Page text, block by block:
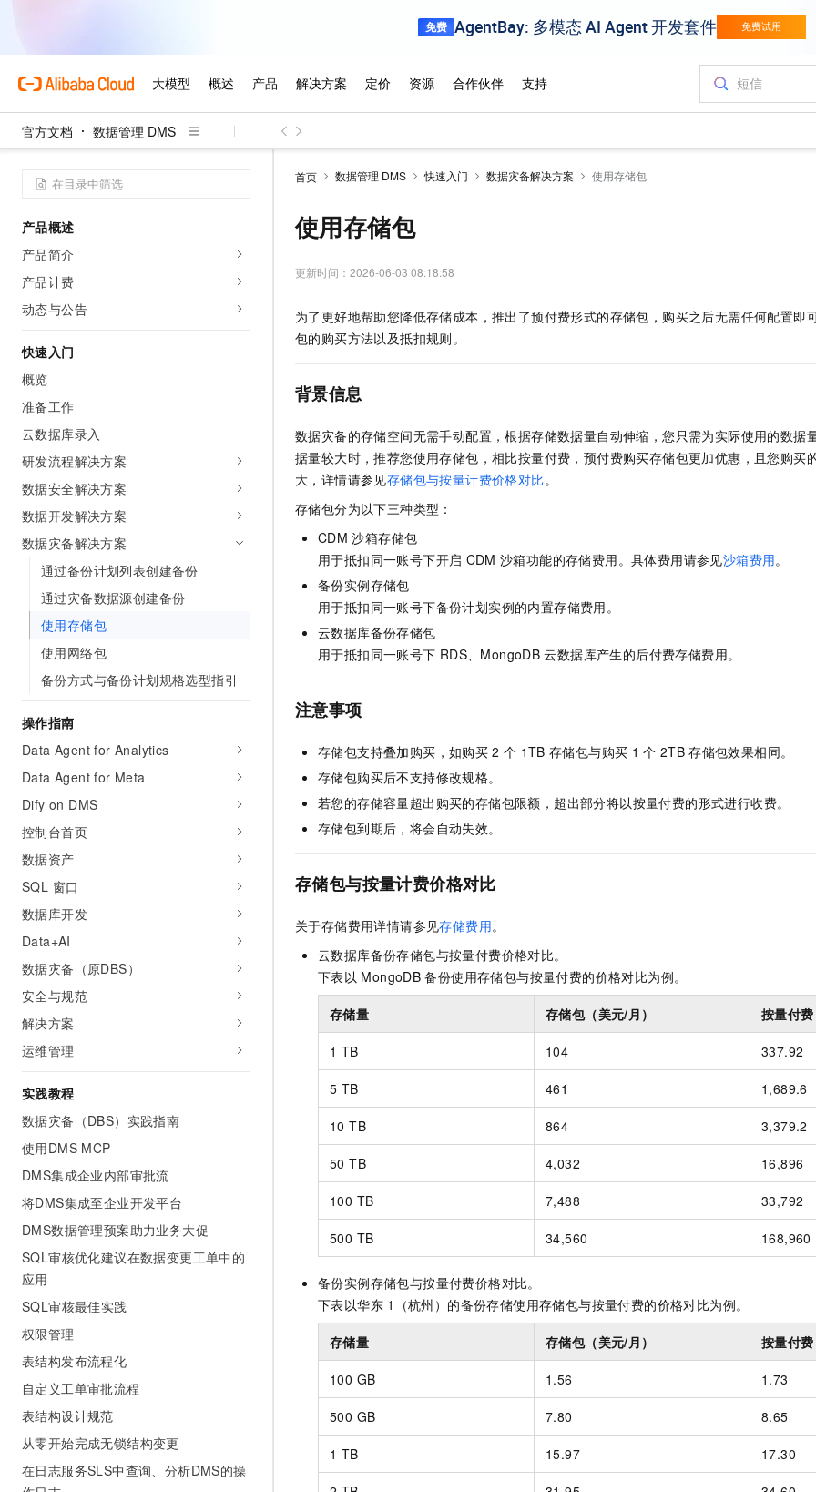
官方文档 数据管理 DMS
产品概述
产品简介
产品计费
动态与公告
快速入门
概览
准备工作
云数据库录入
研发流程解决方案
数据安全解决方案
数据开发解决方案
数据灾备解决方案
通过备份计划列表创建备份
通过灾备数据源创建备份
使用存储包
使用网络包
备份方式与备份计划规格选型指引
操作指南
Data Agent for Analytics
Data Agent for Meta
Dify on DMS
控制台首页
数据资产
SQL 窗口
数据库开发
Data+AI
数据灾备（原DBS）
安全与规范
解决方案
运维管理
实践教程
数据灾备（DBS）实践指南
使用DMS MCP
DMS集成企业内部审批流
将DMS集成至企业开发平台
DMS数据管理预案助力业务大促
SQL审核优化建议在数据变更工单中的
应用
SQL审核最佳实践
权限管理
表结构发布流程化
自定义工单审批流程
表结构设计规范
从零开始完成无锁结构变更
在日志服务SLS中查询、分析DMS的操
首页 数据管理 DMS 快速入门 数据灾备解决方案 使用存储包
使用存储包
更新时间： 2026-06-03 08:18:58
为了更好地帮助您降低存储成本，推出了预付费形式的存储包，购买之后无需任何配置即
包的购买方法以及抵扣规则。
背景信息
数据灾备的存储空间无需手动配置，根据存储数据量自动伸缩，您只需为实际使用的数据
据量较大时，推荐您使用存储包，相比按量付费，预付费购买存储包更加优惠，且您购买
大，详情请参见存储包与按量计费价格对比。
存储包分为以下三种类型：
CDM 沙箱存储包
用于抵扣同一账号下开启 CDM 沙箱功能的存储费用。具体费用请参见沙箱费用。
备份实例存储包
用于抵扣同一账号下备份计划实例的内置存储费用。
云数据库备份存储包
用于抵扣同一账号下 RDS、MongoDB 云数据库产生的后付费存储费用。
注意事项
存储包支持叠加购买，如购买 2 个 1TB 存储包与购买 1 个 2TB 存储包效果相同。
存储包购买后不支持修改规格。
若您的存储容量超出购买的存储包限额，超出部分将以按量付费的形式进行收费。
存储包到期后，将会自动失效。
存储包与按量计费价格对比
关于存储费用详情请参见存储费用。
云数据库备份存储包与按量付费价格对比。
下表以 MongoDB 备份使用存储包与按量付费的价格对比为例。
存储量 存储包（美元/月） 按量付费
1 TB 104 337.92
5 TB 461 1,689.6
10 TB 864 3,379.2
50 TB 4,032 16,896
100 TB 7,488 33,792
500 TB 34,560 168,960
备份实例存储包与按量付费价格对比。
下表以华东 1（杭州）的备份存储使用存储包与按量付费的价格对比为例。
存储量 存储包（美元/月） 按量付费
100 GB 1.56 1.73
500 GB 7.80 8.65
1 TB 15.97 17.30